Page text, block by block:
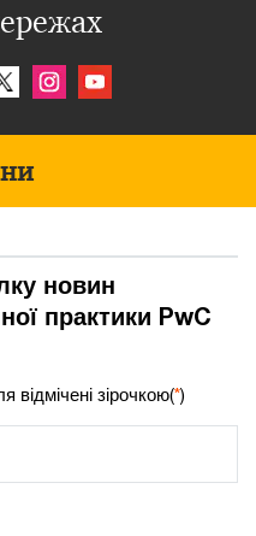
новин
практики PwC
зірочкою(*)